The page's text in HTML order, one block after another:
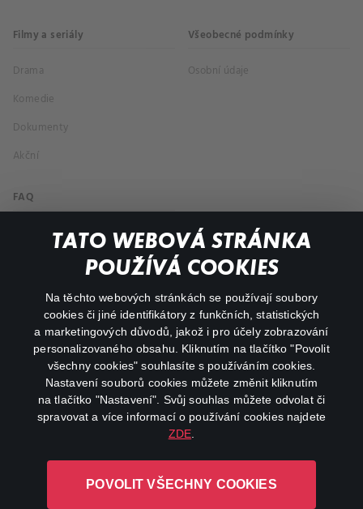
TATO WEBOVÁ STRÁNKA
POUŽÍVÁ COOKIES
Na těchto webových stránkách se používají soubory
cookies či jiné identifikátory z funkčních, statistických
a marketingových důvodů, jakož i pro účely zobrazování
personalizovaného obsahu. Kliknutím na tlačítko "Povolit
všechny cookies" souhlasíte s používáním cookies.
Nastavení souborů cookies můžete změnit kliknutím
na tlačítko "Nastavení". Svůj souhlas můžete odvolat či
spravovat a více informací o používání cookies najdete
ZDE
POVOLIT VŠECHNY COOKIES
Filmy a seriály
Drama
Komedie
Dokumenty
Akční
Všeobecné podmínky
Osobní údaje
FAQ
Můj účet
Důležité odkazy
facebookinstagram
youtube
L-1246 Luxembourg R.C.S.